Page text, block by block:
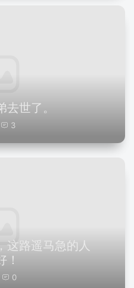
世了。
3
这路遥马急的人
0